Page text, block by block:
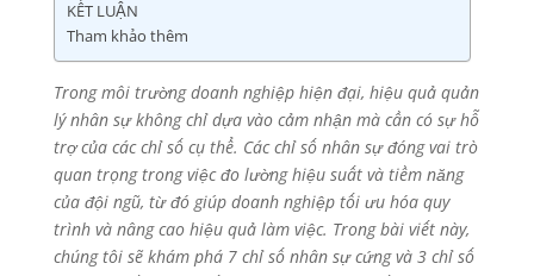
KẾT LUẬN
Tham khảo thêm
Trong môi trường doanh nghiệp hiện đại, hiệu quả quản
lý nhân sự không chỉ dựa vào cảm nhận mà cần có sự hỗ
trợ của các chỉ số cụ thể. Các chỉ số nhân sự đóng vai trò
quan trọng trong việc đo lường hiệu suất và tiềm năng
của đội ngũ, từ đó giúp doanh nghiệp tối ưu hóa quy
trình và nâng cao hiệu quả làm việc. Trong bài viết này,
chúng tôi sẽ khám phá 7 chỉ số nhân sự cứng và 3 chỉ số